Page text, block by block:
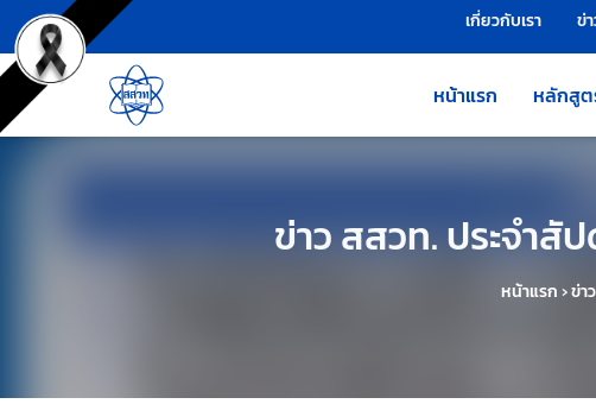
ข้ามไปยังเนื้อหาหลัก
เครื่องมือช่วยเหลือ เกี่ยวกับเรา ข่
หน้าแรก หลักสู
ข่าว สสวท. ประจำสั
หน้าแรก›ข่า